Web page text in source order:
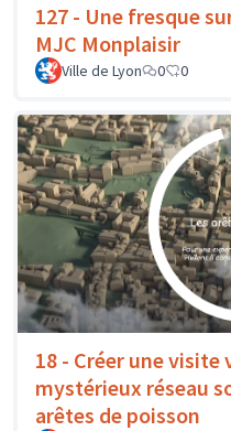
127 - Une fresque
MJC Monplaisir
Ville de Lyon 0 0
18 - Créer une visite
mystérieux réseau
arêtes de poisson